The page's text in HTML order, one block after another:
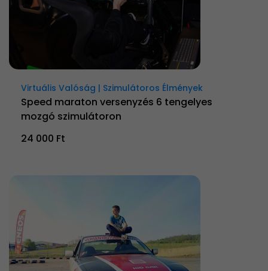
Virtuális Valóság | Szimulátoros Élmények
Speed maraton versenyzés 6 tengelyes
mozgó szimulátoron
24 000 Ft